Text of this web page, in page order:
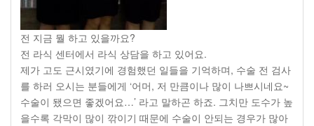
전 지금 뭘 하고 있을까요?
전 라식 센터에서 라식 상담을 하고 있어요.
제가 고도 근시였기에 경험했던 일들을 기억하며, 수술 전 검사
를 하러 오시는 분들에게 ‘어머, 저 만큼이나 많이 나쁘시네요~
수술이 됐으면 좋겠어요…’ 라고 말하곤 하죠. 그치만 도수가 높
을수록 각막이 많이 깎이기 때문에 수술이 안되는 경우가 많아